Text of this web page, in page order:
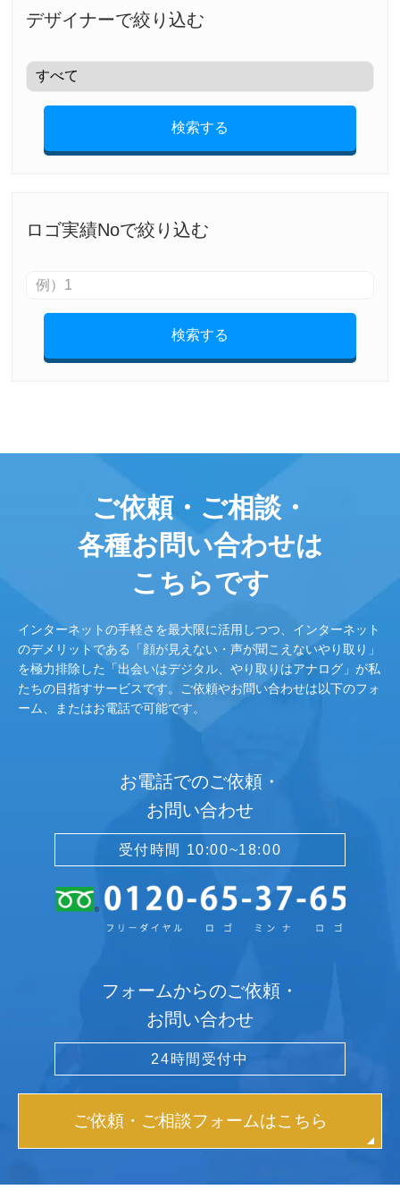
デザイナーで絞り込む
検索する
ロゴ実績Noで絞り込む
検索する
ご依頼・ご相談・
各種お問い合わせは
こちらです
インターネットの手軽さを最大限に活用しつつ、インターネット
のデメリットである「顔が見えない・声が聞こえないやり取り」
を極力排除した「出会いはデジタル、やり取りはアナログ」が私
たちの目指すサービスです。ご依頼やお問い合わせは以下のフォ
ーム、またはお電話で可能です。
お電話でのご依頼・
お問い合わせ
受付時間 10:00~18:00
フォームからのご依頼・
お問い合わせ
24時間受付中
ご依頼・ご相談フォームはこちら